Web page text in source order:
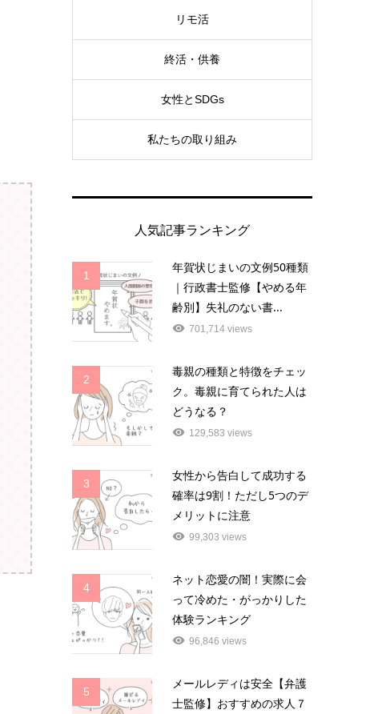
リモ活
終活・供養
女性とSDGs
私たちの取り組み
人気記事ランキング
1
年賀状じまいの文例50種類
｜行政書士監修【やめる年
齢別】失礼のない書...
701,714 views
2
毒親の種類と特徴をチェッ
ク。毒親に育てられた人は
どうなる？
129,583 views
3
女性から告白して成功する
確率は9割！ただし5つのデ
メリットに注意
99,303 views
4
ネット恋愛の闇！実際に会
って冷めた・がっかりした
体験ランキング
96,846 views
5
メールレディは安全【弁護
士監修】おすすめの求人７